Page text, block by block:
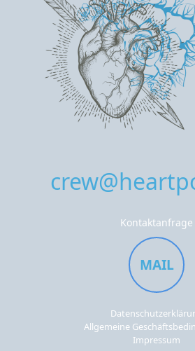
Kontaktanfrage
MAIL
Allgemeine
Impressum